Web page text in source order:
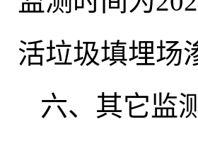
活垃圾填埋场
六、其它监